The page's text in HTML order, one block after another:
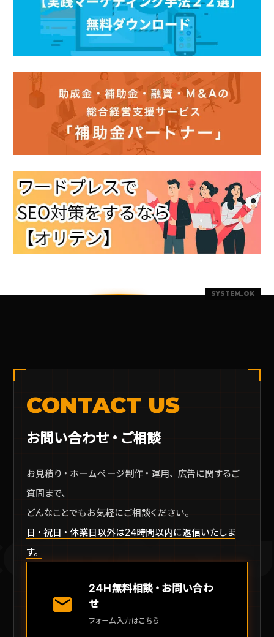
CONTACT US
お問い合わせ・ご相談
お見積り・ホームページ制作・運用、広告に関するご
質問まで、
どんなことでもお気軽にご相談ください。
日・祝日・休業日以外は24時間以内に返信いたしま
す。
mail
24H無料相談・お問い合わ
せ
フォーム入力はこちら